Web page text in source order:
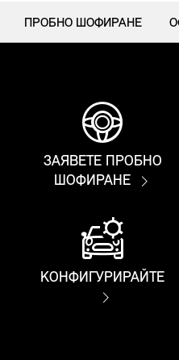
ПРОБНО ШОФИРАНЕ
ЗАЯВЕТЕ ПРОБНО
ШОФИРАНЕ
КОНФИГУРИРАЙТЕ